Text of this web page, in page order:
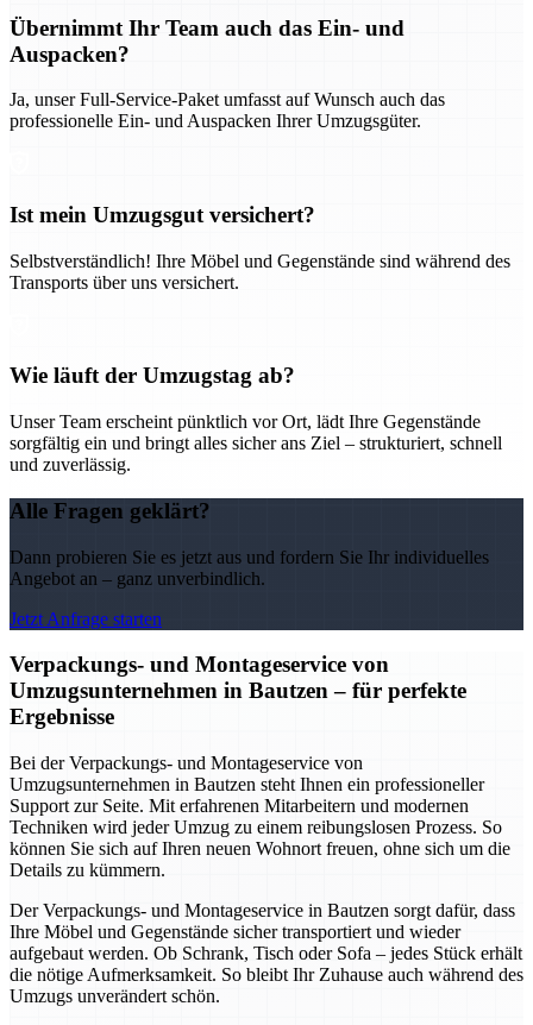
Übernimmt Ihr Team auch das Ein- und
Auspacken?
Ja, unser Full-Service-Paket umfasst auf Wunsch auch das
professionelle Ein- und Auspacken Ihrer Umzugsgüter.
Ist mein Umzugsgut versichert?
Selbstverständlich! Ihre Möbel und Gegenstände sind während des
Transports über uns versichert.
Wie läuft der Umzugstag ab?
Unser Team erscheint pünktlich vor Ort, lädt Ihre Gegenstände
sorgfältig ein und bringt alles sicher ans Ziel – strukturiert, schnell
und zuverlässig.
Alle Fragen geklärt?
Dann probieren Sie es jetzt aus und fordern Sie Ihr individuelles
Angebot an – ganz unverbindlich.
Jetzt Anfrage starten
Verpackungs- und Montageservice von
Umzugsunternehmen in Bautzen – für perfekte
Ergebnisse
Bei der Verpackungs- und Montageservice von
Umzugsunternehmen in Bautzen steht Ihnen ein professioneller
Support zur Seite. Mit erfahrenen Mitarbeitern und modernen
Techniken wird jeder Umzug zu einem reibungslosen Prozess. So
können Sie sich auf Ihren neuen Wohnort freuen, ohne sich um die
Details zu kümmern.
Der Verpackungs- und Montageservice in Bautzen sorgt dafür, dass
Ihre Möbel und Gegenstände sicher transportiert und wieder
aufgebaut werden. Ob Schrank, Tisch oder Sofa – jedes Stück erhält
die nötige Aufmerksamkeit. So bleibt Ihr Zuhause auch während des
Umzugs unverändert schön.